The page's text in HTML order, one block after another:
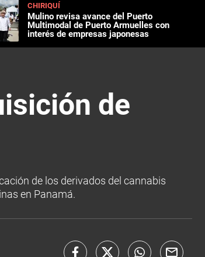
CHIRIQUÍ
Mulino revisa avance del Puerto
Multimodal de Puerto Armuelles con
interés de empresas japonesas
de
de los derivados del cannabis
en Panamá.